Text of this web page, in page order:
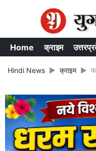
Home क्राइम
Hindi News क्राइम